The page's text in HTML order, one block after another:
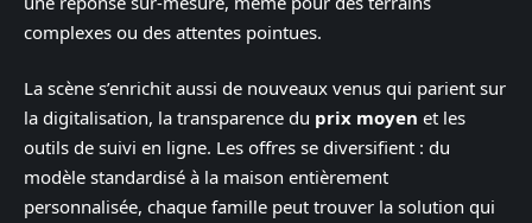
complexes ou des attentes pointues.
La scène s’enrichit aussi de nouveaux venus qui parient sur
la digitalisation, la transparence du prix moyen et les
outils de suivi en ligne. Les offres se diversifient : du
modèle standardisé à la maison entièrement
personnalisée, chaque famille peut trouver la solution qui